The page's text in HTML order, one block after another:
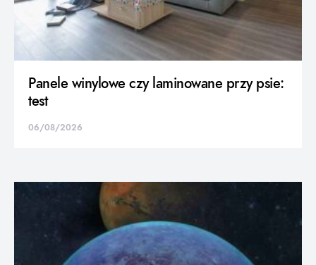
Panele winylowe czy laminowane przy psie:
test
06/08/2026